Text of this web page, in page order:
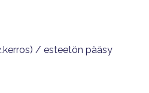
/ esteetön pääsy